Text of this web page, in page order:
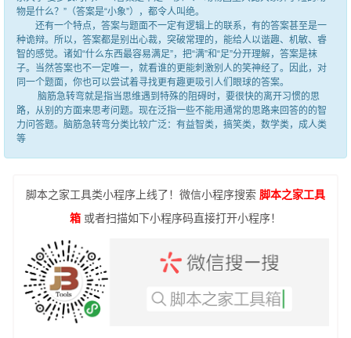
物是什么？”（答案是“小象”），都令人叫绝。
还有一个特点，答案与题面不一定有逻辑上的联系，有的答案甚至是一
种诡辩。所以，答案都是别出心裁，突破常理的，能给人以谐趣、机敏、睿
智的感觉。诸如“什么东西最容易满足”，把“满”和“足”分开理解，答案是袜
子。当然答案也不一定唯一，就看谁的更能刺激别人的笑神经了。因此，对
同一个题面，你也可以尝试着寻找更有趣更吸引人们眼球的答案。
脑筋急转弯就是指当思维遇到特殊的阻碍时，要很快的离开习惯的思
路，从别的方面来思考问题。现在泛指一些不能用通常的思路来回答的的智
力问答题。脑筋急转弯分类比较广泛：有益智类，搞笑类，数学类，成人类
等
脚本之家工具类小程序上线了！微信小程序搜索 脚本之家工具
箱 或者扫描如下小程序码直接打开小程序！